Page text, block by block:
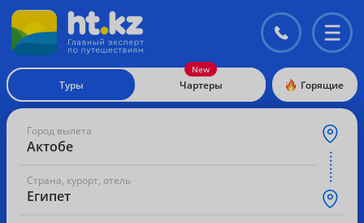
Контакты
меню
Туры Чартеры Горящие
Город вылета
Актобе
Страна, курорт, отель
Египет